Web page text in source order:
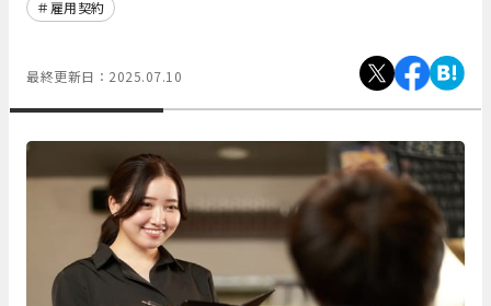
雇用契約
最終更新日： 2025.07.10